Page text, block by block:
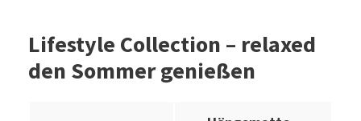
Lifestyle Collection – relaxed
den Sommer genießen